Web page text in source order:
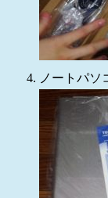
ノートパソ